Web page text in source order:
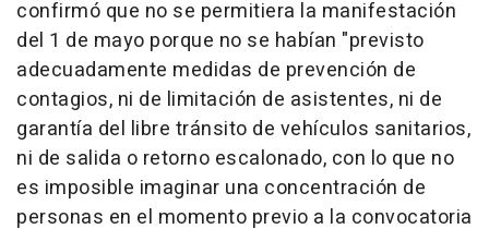
confirmó que no se permitiera la manifestación
del 1 de mayo porque no se habían "previsto
adecuadamente medidas de prevención de
contagios, ni de limitación de asistentes, ni de
garantía del libre tránsito de vehículos sanitarios,
ni de salida o retorno escalonado, con lo que no
es imposible imaginar una concentración de
personas en el momento previo a la convocatoria